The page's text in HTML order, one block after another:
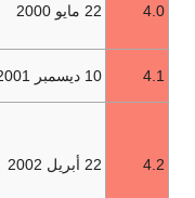
23 يونيو 2001
12 مارس 2002
6 سبتمبر 2002 [2]